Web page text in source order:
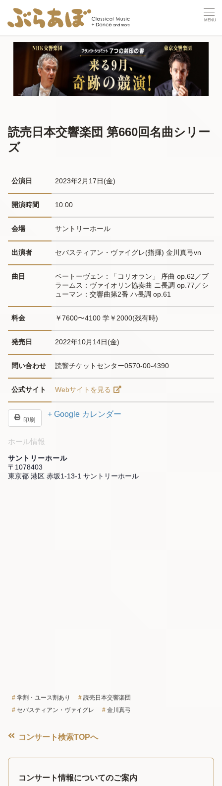
読売日本交響楽団 第660回名曲シリー
ズ
公演日 2023年2月17日(金)
開演時間 10:00
会場 サントリーホール
出演者 セバスティアン・ヴァイグレ(指揮) 金川真弓vn
曲目
ベートーヴェン：「コリオラン」 序曲 op.62／ブ
ラームス：ヴァイオリン協奏曲 ニ長調 op.77／シ
ューマン：交響曲第2番 ハ長調 op.61
料金 ￥7600〜4100 学￥2000(残有時)
発売日 2022年10月14日(金)
問い合わせ 読響チケットセンター0570-00-4390
公式サイト Webサイトを見る
印刷
+ Google カレンダー
ホール情報
サントリーホール
〒1078403
東京都 港区 赤坂1-13-1 サントリーホール
学割・ユース割あり
読売日本交響楽団
セバスティアン・ヴァイグレ
金川真弓
コンサート検索TOPへ
コンサート情報についてのご案内